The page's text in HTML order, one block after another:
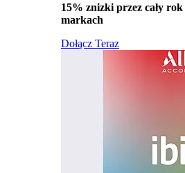
15% znizki przez cały rok
markach
Dołącz Teraz